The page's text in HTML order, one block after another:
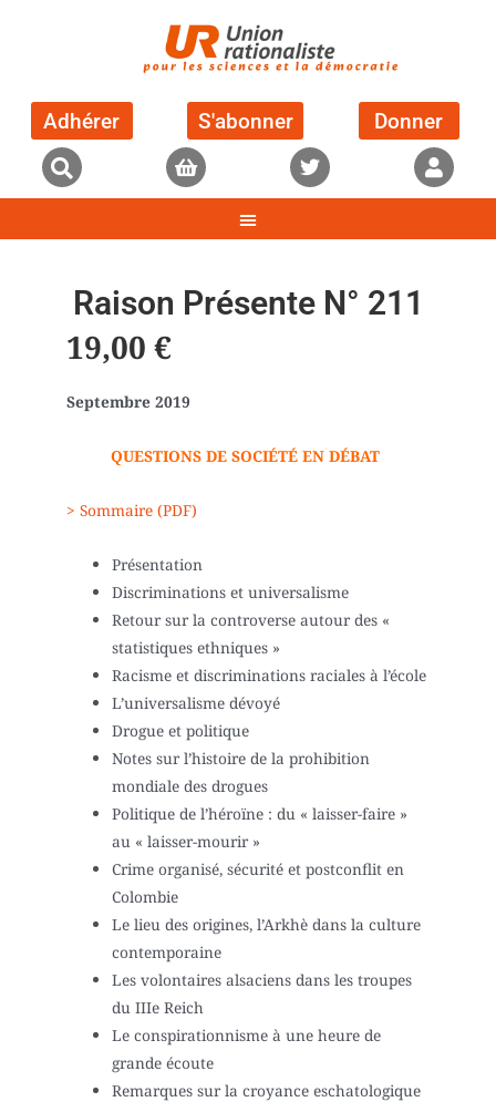
Adhérer S'abonner Donner
Raison Présente N° 211
19,00 €
Septembre 2019
QUESTIONS DE SOCIÉTÉ EN DÉBAT
> Sommaire (PDF)
Présentation
Discriminations et universalisme
Retour sur la controverse autour des «
statistiques ethniques »
Racisme et discriminations raciales à l’école
L’universalisme dévoyé
Drogue et politique
Notes sur l’histoire de la prohibition
mondiale des drogues
Politique de l’héroïne : du « laisser-faire »
au « laisser-mourir »
Crime organisé, sécurité et postconflit en
Colombie
Le lieu des origines, l’Arkhè dans la culture
contemporaine
Les volontaires alsaciens dans les troupes
du IIIe Reich
Le conspirationnisme à une heure de
grande écoute
Remarques sur la croyance eschatologique